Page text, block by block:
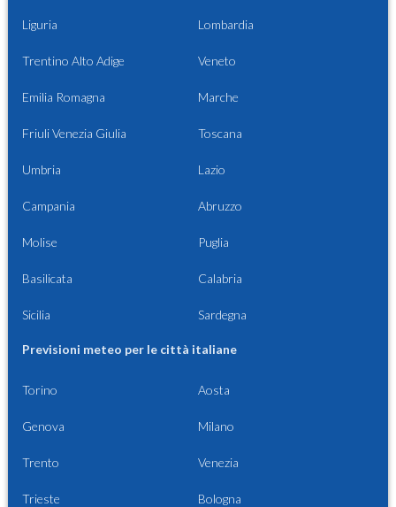
Liguria Lombardia
Trentino Alto Adige Veneto
Emilia Romagna Marche
Friuli Venezia Giulia Toscana
Umbria Lazio
Campania Abruzzo
Molise Puglia
Basilicata Calabria
Sicilia Sardegna
Previsioni meteo per le città italiane
Torino Aosta
Genova Milano
Trento Venezia
Trieste Bologna